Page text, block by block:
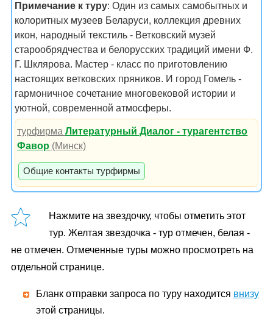
Примечание к туру: Один из самых самобытных и
колоритных музеев Беларуси, коллекция древних
икон, народный текстиль - Ветковский музей
старообрядчества и белорусских традиций имени Ф.
Г. Шклярова. Мастер - класс по приготовлению
настоящих ветковских пряников. И город Гомель -
гармоничное сочетание многовековой истории и
уютной, современной атмосферы.
турфирмаЛитературный Диалог - турагентство
Фавор (Минск)
Общие контакты турфирмы
Нажмите на звездочку, чтобы отметить этот
тур. Желтая звездочка - тур отмечен, белая -
не отмечен. Отмеченные туры можно просмотреть на
отдельной странице.
Бланк отправки запроса по туру находится внизу
этой страницы.